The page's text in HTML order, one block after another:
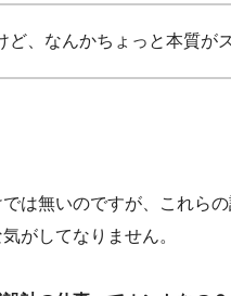
ど、なんかちょっと本質が
は無いのですが、これら
がしてなりません。